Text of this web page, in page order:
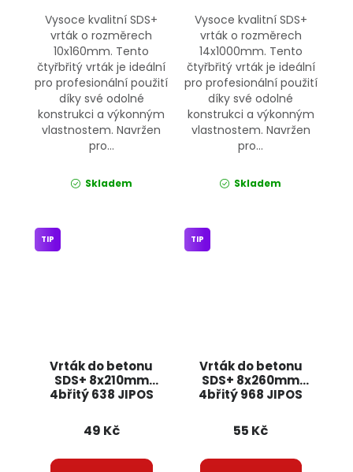
Vysoce kvalitní SDS+
vrták o rozměrech
10x160mm. Tento
čtyřbřitý vrták je ideální
pro profesionální použití
díky své odolné
konstrukci a výkonným
vlastnostem. Navržen
pro...
Skladem
Vysoce kvalitní SDS+
vrták o rozměrech
14x1000mm. Tento
čtyřbřitý vrták je ideální
pro profesionální použití
díky své odolné
konstrukci a výkonným
vlastnostem. Navržen
pro...
Skladem
Vrták do betonu
SDS+ 8x210mm
4břitý 638 JIPOS
TIP
49 Kč
Vrták do betonu
SDS+ 8x260mm
4břitý 968 JIPOS
TIP
55 Kč